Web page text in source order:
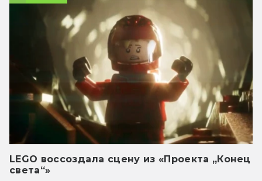
LEGO воссоздала сцену из «Проекта „Конец
света“»